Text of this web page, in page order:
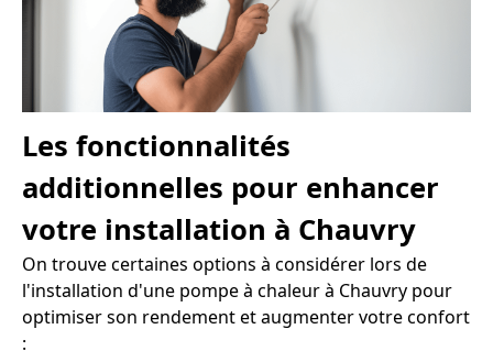
Les fonctionnalités
additionnelles pour enhancer
votre installation à Chauvry
On trouve certaines options à considérer lors de
l'installation d'une pompe à chaleur à Chauvry pour
optimiser son rendement et augmenter votre confort
: